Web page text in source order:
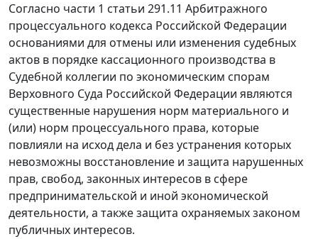
Согласно части 1 статьи 291.11 Арбитражного
процессуального кодекса Российской Федерации
основаниями для отмены или изменения судебных
актов в порядке кассационного производства в
Судебной коллегии по экономическим спорам
Верховного Суда Российской Федерации являются
существенные нарушения норм материального и
(или) норм процессуального права, которые
повлияли на исход дела и без устранения которых
невозможны восстановление и защита нарушенных
прав, свобод, законных интересов в сфере
предпринимательской и иной экономической
деятельности, а также защита охраняемых законом
публичных интересов.